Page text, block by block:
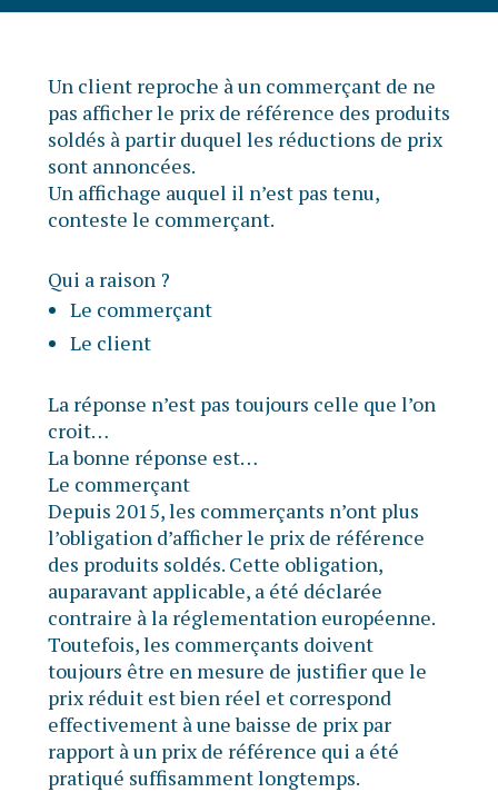
Un client reproche à un commerçant de ne
pas afficher le prix de référence des produits
soldés à partir duquel les réductions de prix
sont annoncées.
Un affichage auquel il n’est pas tenu,
conteste le commerçant.
Qui a raison ?
Le commerçant
Le client
La réponse n’est pas toujours celle que l’on
croit…
La bonne réponse est…
Le commerçant
Depuis 2015, les commerçants n’ont plus
l’obligation d’afficher le prix de référence
des produits soldés. Cette obligation,
auparavant applicable, a été déclarée
contraire à la réglementation européenne.
Toutefois, les commerçants doivent
toujours être en mesure de justifier que le
prix réduit est bien réel et correspond
effectivement à une baisse de prix par
rapport à un prix de référence qui a été
pratiqué suffisamment longtemps.